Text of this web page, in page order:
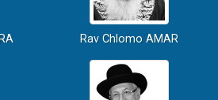
Rav Chlomo AMAR